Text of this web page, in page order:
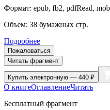
Формат: epub, fb2, pdfRead,
Объем: 38 бумажных стр.
Подробнее
Пожаловаться
Читать фрагмент
Купить электронную — 440 ₽
О книгеОглавлениеЧитать
Бесплатный фрагмент